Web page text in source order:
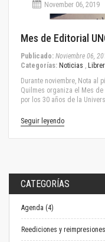
November 06, 2019
Mes de Editorial
Publicado: Noviembre 06,
Categorías: Noticias ,
Durante noviembre, Nota al
Quilmes organiza el Mes
por los 30 años de la
Seguir leyendo
CATEGORÍAS
Agenda (4)
Reediciones y